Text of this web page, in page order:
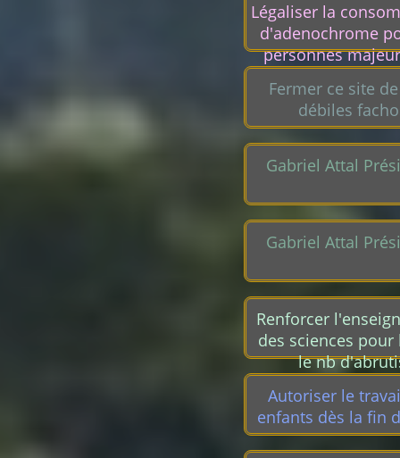
Légaliser la
d'adenochrome
personnes
revenus
Fermer ce site
débiles
Gabriel Attal
Gabriel Attal
Renforcer
des sciences
le nb
Autoriser le
enfants dès la fin